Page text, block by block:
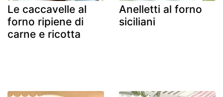
Le caccavelle al
forno ripiene di
carne e ricotta
Anelletti al forno
siciliani